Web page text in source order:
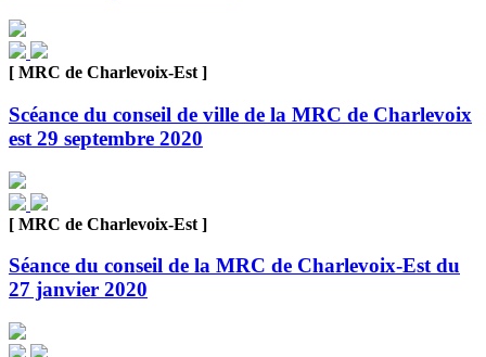
[ MRC de Charlevoix-Est ]
Scéance du conseil de ville de la MRC de Charlevoix
est 29 septembre 2020
[ MRC de Charlevoix-Est ]
Séance du conseil de la MRC de Charlevoix-Est du
27 janvier 2020